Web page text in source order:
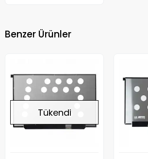
Benzer Ürünler
Tükendi